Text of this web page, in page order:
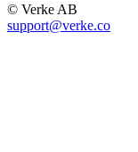
© Verke AB
support@verke.co